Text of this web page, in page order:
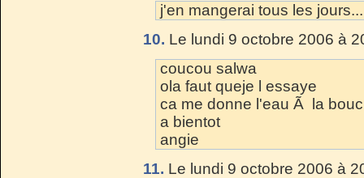
j'en mangerai tous les jours...
10. Le lundi 9 octobre 2006 à
coucou salwa
ola faut queje l essaye
ca me donne l'eau Ã la
a bientot
angie
11. Le lundi 9 octobre 2006 à